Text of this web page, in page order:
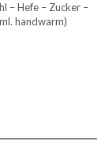
– Hefe – Zucker –
handwarm)